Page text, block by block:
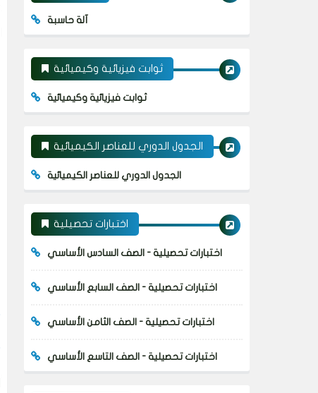
آلة حاسبة
ثوابت فيزيائية وكيميائية
ثوابت فيزيائية وكيميائية
الجدول الدوري للعناصر الكيميائية
الجدول الدوري للعناصر الكيميائية
اختبارات تحصيلية
اختبارات تحصيلية - الصف السادس الأساسي
اختبارات تحصيلية - الصف السابع الأساسي
اختبارات تحصيلية - الصف الثامن الأساسي
اختبارات تحصيلية - الصف التاسع الأساسي